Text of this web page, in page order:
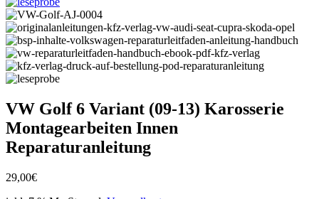
VW Golf 6 Variant (09-13) Karosserie
Montagearbeiten Innen
Reparaturanleitung
29,00€